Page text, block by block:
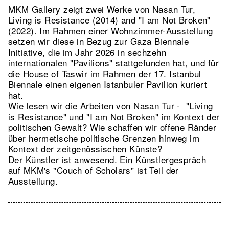
MKM Gallery zeigt zwei Werke von Nasan Tur,
Living is Resistance (2014) and "I am Not Broken"
(2022). Im Rahmen einer Wohnzimmer-Ausstellung
setzen wir diese in Bezug zur Gaza Biennale
Initiative, die im Jahr 2026 in sechzehn
internationalen "Pavilions" stattgefunden hat, und für
die House of Taswir im Rahmen der 17. Istanbul
Biennale einen eigenen Istanbuler Pavilion kuriert
hat.
Wie lesen wir die Arbeiten von Nasan Tur - "Living
is Resistance" und "I am Not Broken" im Kontext der
politischen Gewalt? Wie schaffen wir offene Ränder
über hermetische politische Grenzen hinweg im
Kontext der zeitgenössischen Künste?
Der Künstler ist anwesend. Ein Künstlergespräch
auf MKM's "Couch of Scholars" ist Teil der
Ausstellung.